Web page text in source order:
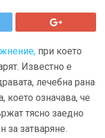
при което
Известно е
лечебна рана
което означава, че
тясно заедно
за затваряне.